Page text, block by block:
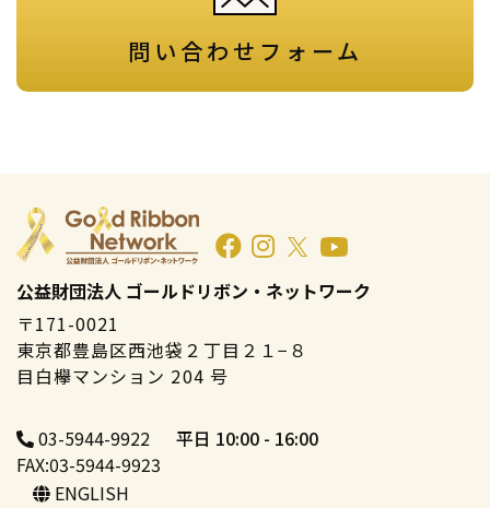
問い合わせフォーム
公益財団法人 ゴールドリボン・ネットワーク
〒171-0021
東京都豊島区西池袋２丁目２１−８
目白欅マンション 204 号
03-5944-9922
平日 10:00 - 16:00
FAX:03-5944-9923
ENGLISH